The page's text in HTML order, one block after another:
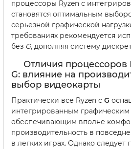
процессоры Ryzen с
становятся оптимальным
серьезной графической
требованиях рекомендуется
без G, дополняя систему
Отличия процессоров
G: влияние на
выбор видеокарты
Практически все Ryzen с G
интегрированным графическим
обеспечивающим вполне
производительность в
в легких играх. Однако следует